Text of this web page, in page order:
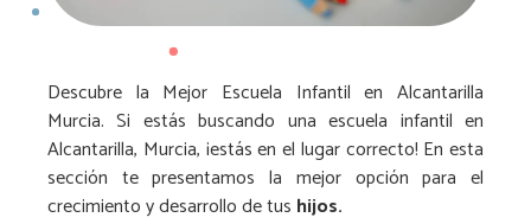
Descubre la Mejor Escuela Infantil en Alcantarilla
Murcia. Si estás buscando una escuela infantil en
Alcantarilla, Murcia, ¡estás en el lugar correcto! En esta
sección te presentamos la mejor opción para el
crecimiento y desarrollo de tus hijos.